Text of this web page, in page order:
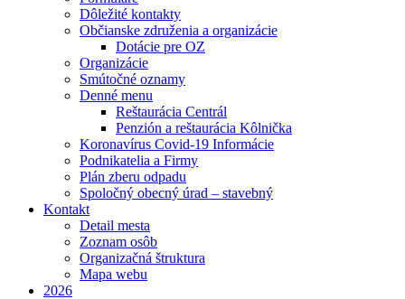
Dôležité kontakty
Občianske združenia a organizácie
Dotácie pre OZ
Organizácie
Smútočné oznamy
Denné menu
Reštaurácia Centrál
Penzión a reštaurácia Kôlnička
Koronavírus Covid-19 Informácie
Podnikatelia a Firmy
Plán zberu odpadu
Spoločný obecný úrad – stavebný
Kontakt
Detail mesta
Zoznam osôb
Organizačná štruktura
Mapa webu
2026